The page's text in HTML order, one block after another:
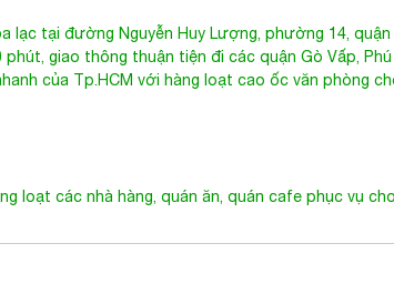
phút, giao thông thuận tiện đi các quận Gò Vấp, Phú
của Tp.HCM với hàng loạt cao ốc văn phòng cho